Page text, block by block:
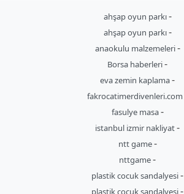
ahşap oyun parkı-
ahşap oyun parkı-
anaokulu malzemeleri-
Borsa haberleri-
eva zemin kaplama-
fakrocatimerdivenleri.com
fasulye masa-
istanbul izmir nakliyat-
ntt game-
nttgame-
plastik cocuk sandalyesi-
-